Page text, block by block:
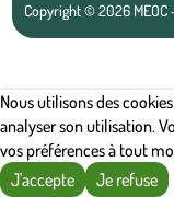
Copyright © 2026
Nous utilisons des
analyser son utilisation.
vos préférences à tout
J'accepte
Je refuse